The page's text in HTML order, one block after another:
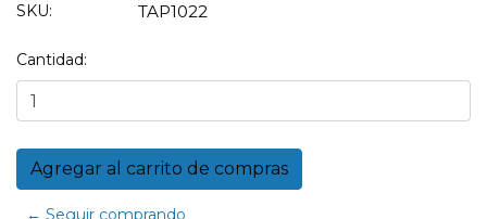
SKU: TAP1022
Cantidad:
← Seguir comprando